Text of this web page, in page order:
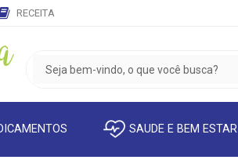
RECEITA
SAUDE E BEM ESTAR